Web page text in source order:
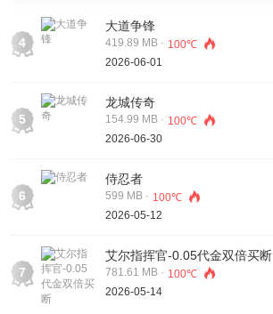
4
大道争锋
419.89 MB · 100℃
2026-06-01
5
龙城传奇
154.99 MB · 100℃
2026-06-30
6
侍忍者
599 MB · 100℃
2026-05-12
7
艾尔指挥官-0.05代金双倍买断
781.61 MB · 100℃
2026-05-14